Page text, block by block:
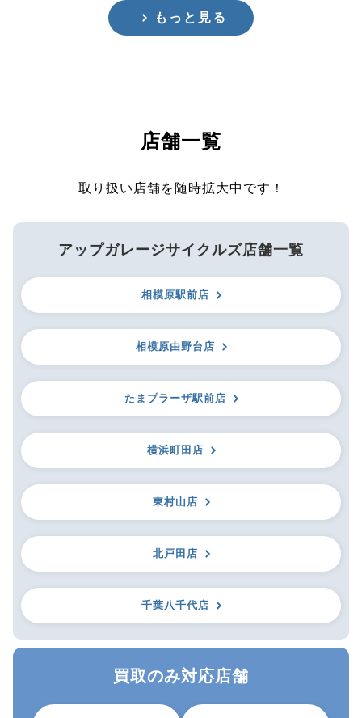
もっと見る
店舗一覧
取り扱い店舗を随時拡大中です！
アップガレージサイクルズ店舗一覧
相模原駅前店
相模原由野台店
たまプラーザ駅前店
横浜町田店
東村山店
北戸田店
千葉八千代店
買取のみ対応店舗